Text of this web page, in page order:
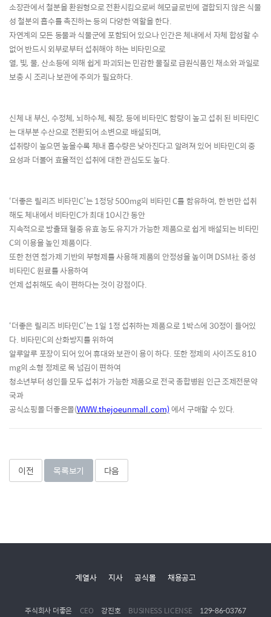
소장관에서 철분을 환원형으로 전환시킴으로써 헤모글로빈에 결합되지 않은 식물
성 철분의 흡수를 촉진하는 등의 다양한 역할을 한다.
자연계의 모든 동물과 식물군에 포함되어 있으나 인간은 체내에서 자체 합성할 수
없어 반드시 외부로부터 섭취해야 하는 비타민으로
열, 빛,물, 산소등에 의해 쉽게 파괴되는 민감한 물질로 급원식품인 채소와 과일로
보충 시 조리나 보관에 주의가 필요하다.
신체 내 부신,수정체,뇌하수체,췌장,등에 비타민C함량이 높고 섭취 된 비타민C
는 대부분 수산으로 전환되어 소변으로 배설되며,
섭취량이 높으면 높을수록 체내 흡수량은 낮아진다고 알려져 있어 비타민C의 중
요성과 더불어 효율적인 섭취에 대한 관심도도 높다.
‘더좋은 릴리즈 비타민C’는1정당500mg의 비타민C를 함유하여,한 번만 섭취
해도 체내에서 비타민C가 최대10시간 동안
지속적으로 방출돼 혈중 유효 농도 유지가 가능한 제품으로 쉽게 배설되는 비타민
C의 이용을 높인 제품이다.
또한 천연 첨가제 기반의 부형제를 사용해 제품의 안정성을 높이며DSM社중성
비타민C원료를 사용하여
언제 섭취해도 속이 편하다는 것이 강점이다.
‘더좋은 릴리즈 비타민C’는1일 1정 섭취하는 제품으로1박스에 30정이 들어있
다. 비타민C의 산화방지를 위하여
알루알루 포장이 되어 있어 휴대와 보관이 용이 하다.또한 정제의 사이즈도810
mg의 소형 정제로 목 넘김이 편하여
청소년부터 성인들 모두 섭취가 가능한 제품으로전국 종합병원 인근 조제전문약
국과
공식쇼핑몰 더좋은몰(WWW.thejoeunmall.com)에서 구매할 수 있다.
이전 목록보기 다음
계열사 지사 공식몰 채용공고
주식회사 더좋은 CEO 강진호 BUSINESS LICENSE
129-86-03767